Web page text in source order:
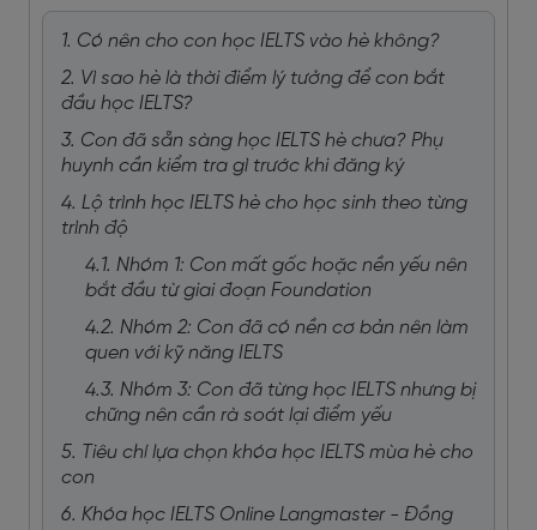
1. Có nên cho con học IELTS vào hè không?
2. Vì sao hè là thời điểm lý tưởng để con bắt
đầu học IELTS?
3. Con đã sẵn sàng học IELTS hè chưa? Phụ
huynh cần kiểm tra gì trước khi đăng ký
4. Lộ trình học IELTS hè cho học sinh theo từng
trình độ
4.1. Nhóm 1: Con mất gốc hoặc nền yếu nên
bắt đầu từ giai đoạn Foundation
4.2. Nhóm 2: Con đã có nền cơ bản nên làm
quen với kỹ năng IELTS
4.3. Nhóm 3: Con đã từng học IELTS nhưng bị
chững nên cần rà soát lại điểm yếu
5. Tiêu chí lựa chọn khóa học IELTS mùa hè cho
con
6. Khóa học IELTS Online Langmaster - Đồng